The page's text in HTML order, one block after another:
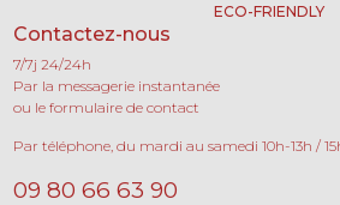
ECO-FRIENDLY
Contactez-nous
7/7j 24/24h
Par la messagerie instantanée
ou le formulaire de contact
Par téléphone, du mardi au samedi 10h-13h /
09 80 66 63 90